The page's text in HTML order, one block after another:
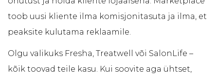
toob uusi kliente ilma komisjonitasuta ja ilma, et
peaksite kulutama reklaamile.
Olgu valikuks Fresha, Treatwell või SalonLife –
kõik toovad teile kasu. Kui soovite aga ühtset,